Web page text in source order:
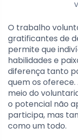
O trabalho
gratificantes de
permite que
habilidades e
diferença tanto
quem os
meio do
o potencial não
participa, mas
como um todo.